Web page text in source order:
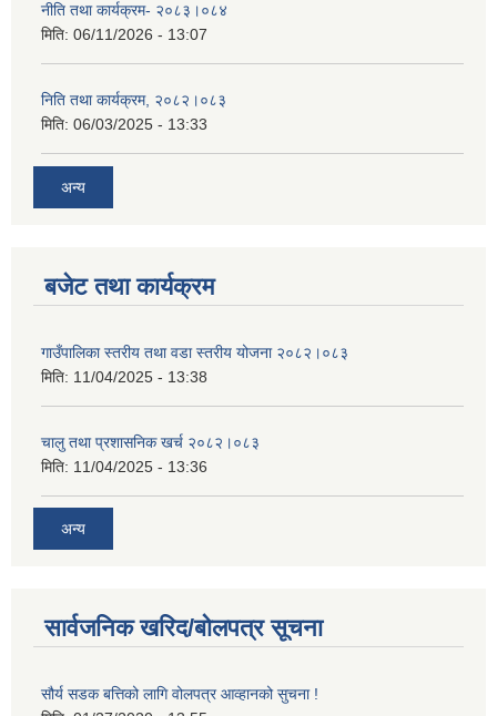
नीति तथा कार्यक्रम- २०८३।०८४
मिति: 06/11/2026 - 13:07
निति तथा कार्यक्रम, २०८२।०८३
मिति: 06/03/2025 - 13:33
अन्य
बजेट तथा कार्यक्रम
गाउँपालिका स्तरीय तथा वडा स्तरीय योजना २०८२।०८३
मिति: 11/04/2025 - 13:38
चालु तथा प्रशासनिक खर्च २०८२।०८३
मिति: 11/04/2025 - 13:36
अन्य
सार्वजनिक खरिद/बोलपत्र सूचना
सौर्य सडक बत्तिको लागि वोलपत्र आव्हानको सुचना !